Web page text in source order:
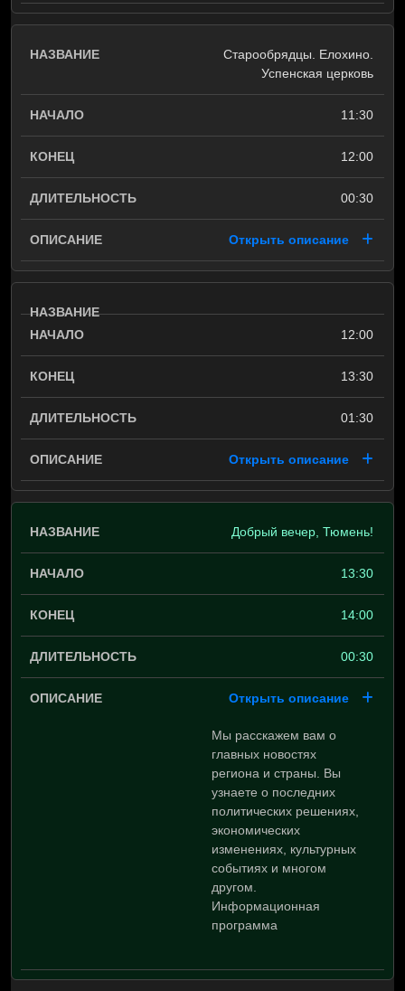
Старообрядцы. Елохино.
Успенская церковь
11:30
12:00
00:30
Открыть описание
12:00
13:30
01:30
Открыть описание
Добрый вечер, Тюмень!
13:30
14:00
00:30
Открыть описание
Мы расскажем вам о
главных новостях
региона и страны. Вы
узнаете о последних
политических решениях,
экономических
изменениях, культурных
событиях и многом
другом.
Информационная
программа